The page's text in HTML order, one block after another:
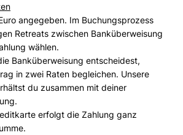
angegeben. Im Buchungsprozess
Retreats zwischen Banküberweisung
wählen.
Banküberweisung entscheidest,
in zwei Raten begleichen. Unsere
du zusammen mit deiner
erfolgt die Zahlung ganz